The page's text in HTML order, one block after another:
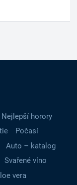
Nejlepší horory
Počasí
Auto – katalog
Svařené víno
vera